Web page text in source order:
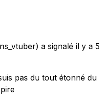
a signalé il y a 5
pas du tout étonné du